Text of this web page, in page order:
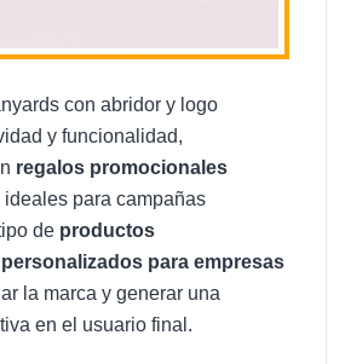
con abridor y logo
y funcionalidad,
regalos promocionales
ideales para campañas
de productos
para empresas
la marca y generar una
en el usuario final.